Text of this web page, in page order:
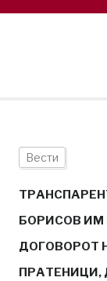
Вести
БОРИСОВ
ДОГОВОРОТ
ПРАТЕНИЦИ,